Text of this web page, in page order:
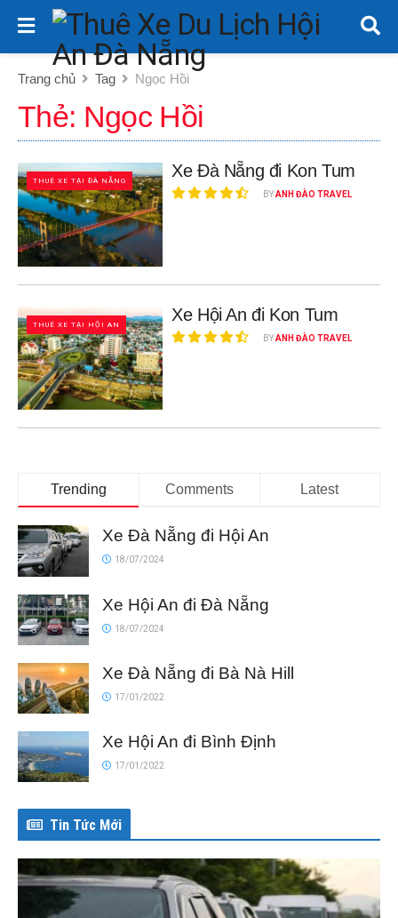
Trang chủ Tag Ngọc Hồi
Thẻ: Ngọc Hồi
THUÊ XE TẠI ĐÀ NẴNG
Xe Đà Nẵng đi Kon Tum
BYANH ĐÀO TRAVEL
THUÊ XE TẠI HỘI AN
Xe Hội An đi Kon Tum
BYANH ĐÀO TRAVEL
Trending Comments Latest
Xe Đà Nẵng đi Hội An
18/07/2024
Xe Hội An đi Đà Nẵng
18/07/2024
Xe Đà Nẵng đi Bà Nà Hill
17/01/2022
Xe Hội An đi Bình Định
17/01/2022
Tin Tức Mới